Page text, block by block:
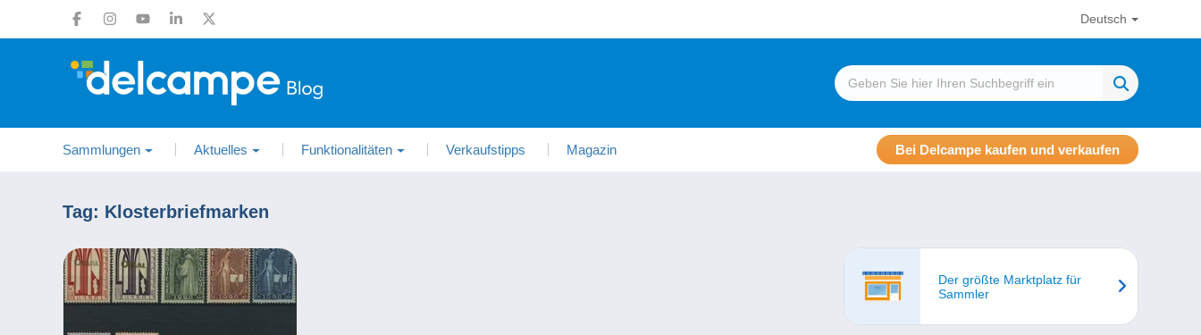
Deutsch
Sammlungen Aktuelles Funktionalitäten Verkaufstipps Magazin Bei Delcampe kaufen und verkaufen
Tag: Klosterbriefmarken
Der größte Marktplatz für
Sammler